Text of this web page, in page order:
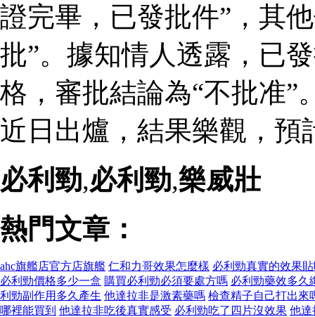
證完畢，已發批件”，其
批”。據知情人透露，已
格，審批結論為“不批准”
近日出爐，結果樂觀，預
必利勁,必利勁,樂威壯
熱門文章：
ahc旗艦店官方店旗艦 仁和力哥效果怎麼樣 必利勁真實的效果
必利勁價格多少一盒 購買必利勁必須要處方嗎 必利勁藥效多久
利勁副作用多久產生 他達拉非是激素藥嗎 檢查精子自己打出來
哪裡能買到 他達拉非吃後真實感受 必利勁吃了四片沒效果 他達